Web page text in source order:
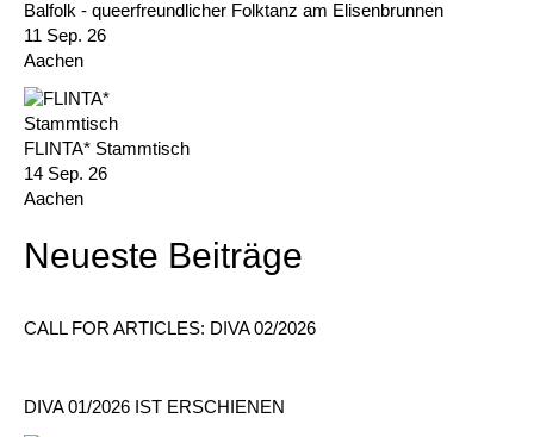
Balfolk - queerfreundlicher Folktanz am Elisenbrunnen
11 Sep. 26
Aachen
FLINTA* Stammtisch
14 Sep. 26
Aachen
Neueste Beiträge
CALL FOR ARTICLES: DIVA 02/2026
DIVA 01/2026 IST ERSCHIENEN